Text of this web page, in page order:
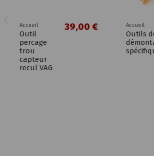
Accueil
Outil
percage
trou
capteur
recul VAG
39,00 € Accueil
Outils